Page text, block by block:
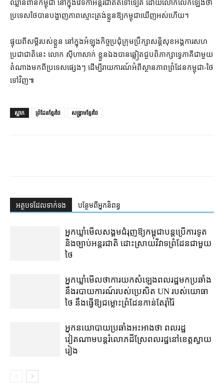
ឈ្លានពាន​កម្ពុជា នៅក្នុង​វេទិកា​អន្តរជាតិ​តទៅទៀត ដោយ​លោក​លើកឡើង​ថា
ប្រទេស​ថៃ​បាន​បង្ហាញ​ភាពស្មោះត្រង់​ខ្លួន​ឱ្យ​កម្ពុជា​ឃើញ​អស់ហើយ។
ផ្ទុយ​ពី​សម្ដី​របស់​ខ្លួន នៅក្នុង​អំឡុង​កិច្ចប្រជុំ​ក្រុមប្រឹក្សាសន្តិសុខ​អង្គការសហ
ប្រជាជាតិ​នេះ លោក ស៊ី​ហា​សាក់ ខ្លួនឯង​បាន​ឆ្លៀត​ជួបពិភាក្សា​ទ្វេភាគី​ជាមួយ​
តំណាង​មកពី​ប្រទេស​ផ្សេងៗ ដើម្បី​រាយការណ៍​អំពី​ស្ថានភាព​ព្រំដែន​កម្ពុជា​-​ថៃ​
ទៅវិញ៕
ស្លាក ព្រំដែនខ្មែរថៃ សង្គ្រាមខ្មែរថៃ
អត្ថបទ​ដែល​ទាក់ទង បន្ថែម​ពី​អ្នកនិពន្ធ
អ្នកឃ្លាំមើល​សង្គម​ជំរុញ​ឱ្យ​កម្ពុជា​បន្ត​ប្រើ​ការទូត
និង​ច្បាប់​អន្តរជាតិ ដោះស្រាយ​វិវាទ​ព្រំដែន​ជាមួយ​
ថៃ
អ្នកឃ្លាំមើល​ថា​ការ​យក​សំឡេង​ពលរដ្ឋ​មក​ប្រឆាំង​
នឹង​របាយការណ៍​របស់​ប្រេសិត UN របស់​យោធា​
ថៃ នឹង​ធ្វើ​ឱ្យ​ជម្លោះព្រំដែន​កាន់តែ​រ៉ាំរ៉ៃ
អ្នកនយោបាយ​ប្រឆាំង​អះអាង​ថា ពលរដ្ឋ​
វៀតណាម​បន្ត​រំលោភ​ដីស្រែ​ពលរដ្ឋ​នៅ​ខេត្តស្វាយ
រៀង​